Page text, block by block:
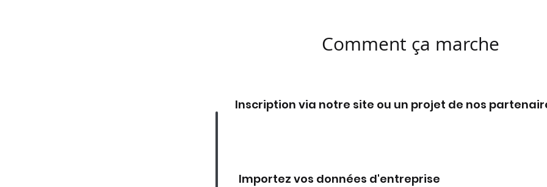
Comment ça marche
Inscription via notre site ou un projet de nos
Importez vos données d'entreprise